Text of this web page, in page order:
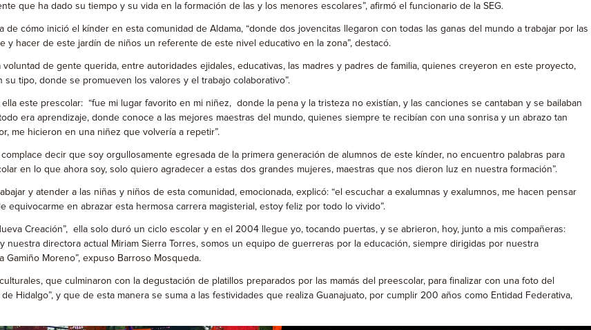
que ha dado su tiempo y su vida en la formación de las y los menores escolares”, afirmó el funcionario de la SEG.
cómo inició el kínder en esta comunidad de Aldama, “donde dos jovencitas llegaron con todas las ganas del mundo a trabajar por las
hacer de este jardín de niños un referente de este nivel educativo en la zona”, destacó.
de gente querida, entre autoridades ejidales, educativas, las madres y padres de familia, quienes creyeron en este proyecto,
tipo, donde se promueven los valores y el trabajo colaborativo”.
este prescolar: “fue mi lugar favorito en mi niñez, donde la pena y la tristeza no existían, y las canciones se cantaban y se bailaban
era aprendizaje, donde conoce a las mejores maestras del mundo, quienes siempre te recibían con una sonrisa y un abrazo tan
me hicieron en una niñez que volvería a repetir”.
decir que soy orgullosamente egresada de la primera generación de alumnos de este kínder, no encuentro palabras para
en lo que ahora soy, solo quiero agradecer a estas dos grandes mujeres, maestras que nos dieron luz en nuestra formación”.
y atender a las niñas y niños de esta comunidad, emocionada, explicó: “el escuchar a exalumnas y exalumnos, me hacen pensar
en abrazar esta hermosa carrera magisterial, estoy feliz por todo lo vivido”.
Creación”, ella solo duró un ciclo escolar y en el 2004 llegue yo, tocando puertas, y se abrieron, hoy, junto a mis compañeras:
nuestra directora actual Miriam Sierra Torres, somos un equipo de guerreras por la educación, siempre dirigidas por nuestra
Moreno”, expuso Barroso Mosqueda.
que culminaron con la degustación de platillos preparados por las mamás del preescolar, para finalizar con una foto del
Hidalgo”, y que de esta manera se suma a las festividades que realiza Guanajuato, por cumplir 200 años como Entidad Federativa,